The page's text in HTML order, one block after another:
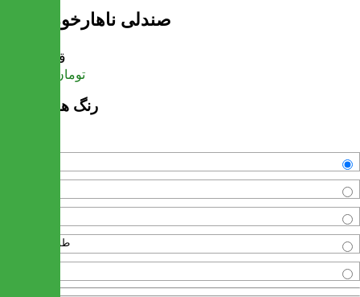
صندلی ناهارخوری دایانا
قیمت
تومان
رنگ های موجود
طوسی-طوسی